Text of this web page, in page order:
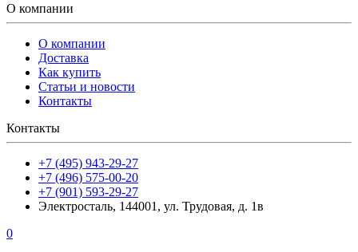
О компании
О компании
Доставка
Как купить
Статьи и новости
Контакты
Контакты
+7 (495) 943-29-27
+7 (496) 575-00-20
+7 (901) 593-29-27
Электросталь, 144001, ул. Трудовая, д. 1в
0